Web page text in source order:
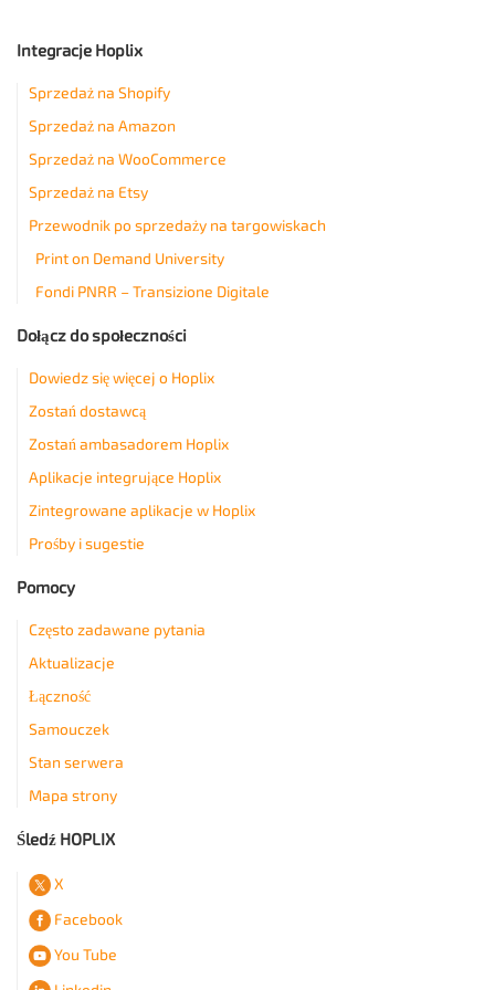
Integracje Hoplix
Sprzedaż na Shopify
Sprzedaż na Amazon
Sprzedaż na WooCommerce
Sprzedaż na Etsy
Przewodnik po sprzedaży na targowiskach
Print on Demand University
Fondi PNRR – Transizione Digitale
Dołącz do społeczności
Dowiedz się więcej o Hoplix
Zostań dostawcą
Zostań ambasadorem Hoplix
Aplikacje integrujące Hoplix
Zintegrowane aplikacje w Hoplix
Prośby i sugestie
Pomocy
Często zadawane pytania
Aktualizacje
Łączność
Samouczek
Stan serwera
Mapa strony
Śledź HOPLIX
X
Facebook
You Tube